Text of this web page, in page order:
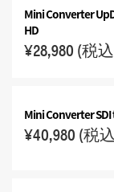
Mini Converter
HD
¥28,980 (税
Mini Converter
¥40,980 (税